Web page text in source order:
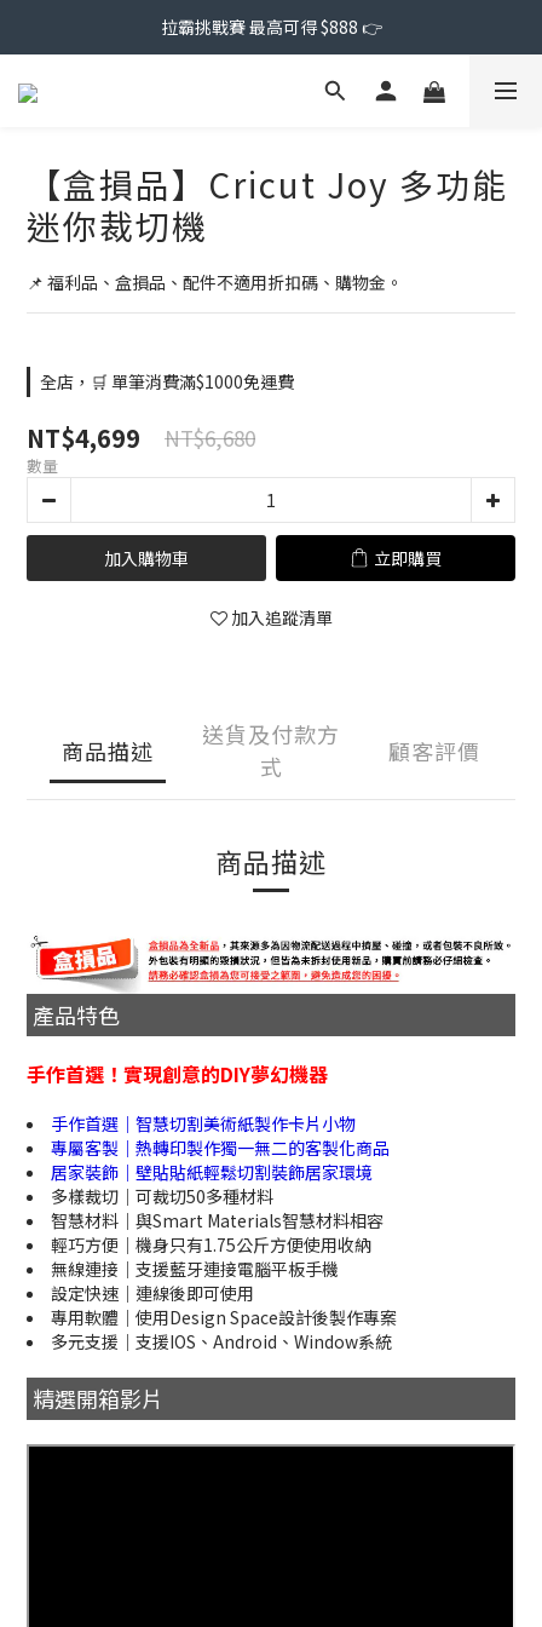
拉霸挑戰賽 最高可得 $888 👉
【盒損品】Cricut Joy 多功能
迷你裁切機
📌 福利品、盒損品、配件不適用折扣碼、購物金。
全店，🛒 單筆消費滿$1000免運費
NT$4,699 NT$6,680
數量
加入購物車 立即購買
加入追蹤清單
商品描述
送貨及付款方
式
顧客評價
商品描述
產品特色
手作首選！實現創意的DIY夢幻機器
手作首選｜智慧切割美術紙製作卡片小物
專屬客製｜熱轉印製作獨一無二的客製化商品
居家裝飾｜壁貼貼紙輕鬆切割裝飾居家環境
多樣裁切｜可裁切50多種材料
智慧材料｜與Smart Materials智慧材料相容
輕巧方便｜機身只有1.75公斤方便使用收納
無線連接｜支援藍牙連接電腦平板手機
設定快速｜連線後即可使用
專用軟體｜使用Design Space設計後製作專案
多元支援｜支援IOS、Android、Window系統
精選開箱影片